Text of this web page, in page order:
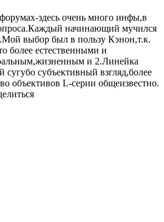
здесь очень много инфы,в
начинающий мучился
выбор был в пользу Кэнон,т.к.
более естественными и
и 2.Линейка
субъективный взгляд,более
объективов L-серии общеизвестно.